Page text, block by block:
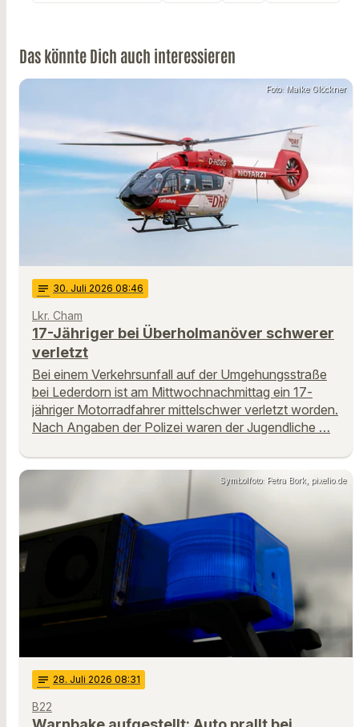
Das könnte Dich auch interessieren
Foto: Maike Glöckner
notes 30. Juli 2026 08:46
Lkr. Cham
17-Jähriger bei Überholmanöver schwerer
verletzt
Bei einem Verkehrsunfall auf der Umgehungsstraße
bei Lederdorn ist am Mittwochnachmittag ein 17-
jähriger Motorradfahrer mittelschwer verletzt worden.
Nach Angaben der Polizei waren der Jugendliche …
Symbolfoto: Petra Bork, pixelio.de
notes 28. Juli 2026 08:31
B22